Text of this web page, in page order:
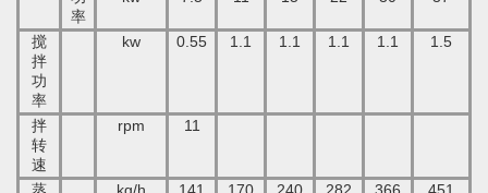
率
搅
拌
功
率
kw 0.55 1.1 1.1 1.1 1.1 1.5
拌
转
速
rpm 11